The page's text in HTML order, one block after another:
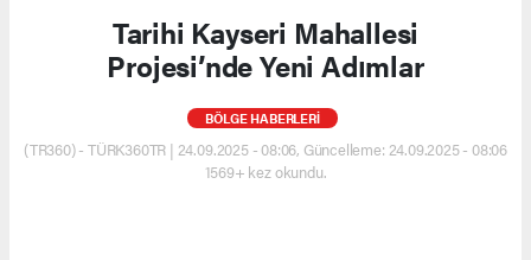
Tarihi Kayseri Mahallesi
Projesi’nde Yeni Adımlar
BÖLGE HABERLERİ
(TR360) - TÜRK360TR | 24.09.2025 - 08:06, Güncelleme: 24.09.2025 - 08:06
1569+ kez okundu.